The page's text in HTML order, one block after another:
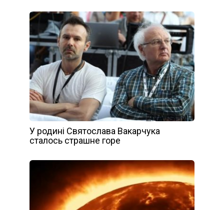
У родині Святослава Вакарчука
сталось страшне горе